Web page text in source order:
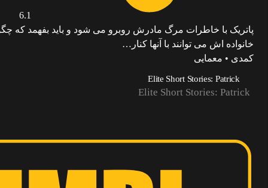
6.1
پاتریک با خاطرات مرگ مادرش روبرو می شود و باید بفهمد که
خانواده اش می توانند با آنها کنار…
کمدی • معمایی
Elite Short Stories: Patrick
Elite Short Stories: Patrick